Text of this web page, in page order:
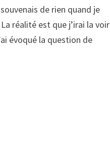
de rien quand je
réalité est que j’irai la voir
évoqué la question de